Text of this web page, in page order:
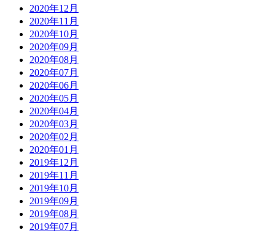
2020年12月
2020年11月
2020年10月
2020年09月
2020年08月
2020年07月
2020年06月
2020年05月
2020年04月
2020年03月
2020年02月
2020年01月
2019年12月
2019年11月
2019年10月
2019年09月
2019年08月
2019年07月